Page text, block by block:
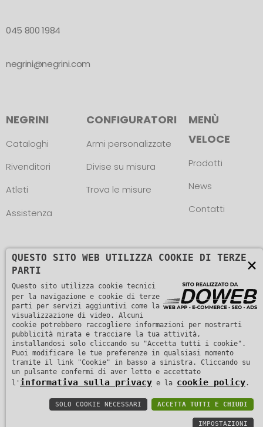
045 800 1984
negrini@negrini.com
NEGRINI
Cataloghi
Rivenditori
Atleti
Assistenza
CONFIGURATORI
Armi personalizzate
Divise su misura
Trova le misure
MENÙ
VELOCE
Prodotti
News
Contatti
Copyright © L. NEGRINI & F. snc. P. IVA
01482510235 -Informativa sulla privacy
×
QUESTO SITO WEB UTILIZZA COOKIE DI TERZE
PARTI
Questo sito utilizza cookie tecnici
per la navigazione e cookie di terze
parti per servizi aggiuntivi come la
visualizzazione di video. Alcuni
cookie potrebbero raccogliere informazioni per mostrarti
pubblicità mirata e tracciare la tua attività,
installandosi solo cliccando su "Accetta tutti i cookie".
Puoi modificare le tue preferenze in qualsiasi momento
tramite il link "Cookie" in basso a sinistra. Cliccando su
un pulsante confermi di aver letto e accettato
l' informativa sulla privacy e la cookie policy .
ACCETTA TUTTI E CHIUDI
SOLO COOKIE NECESSARI
IMPOSTAZIONI